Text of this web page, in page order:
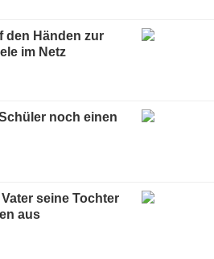
den Händen zur
im Netz
noch einen
seine Tochter
aus